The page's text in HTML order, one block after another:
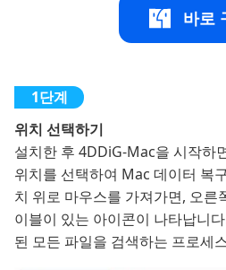
바로
위치 선택하기
설치한 후 4DDiG-Mac을 시작하
위치를 선택하여 Mac 데이터 복
치 위로 마우스를 가져가면, 오른
이블이 있는 아이콘이 나타납니
된 모든 파일을 검색하는 프로세